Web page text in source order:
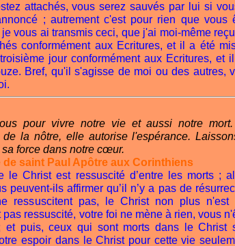
attachés, vous serez sauvés par lui si
; autrement c'est pour rien que vous
vous ai transmis ceci, que j'ai moi-même
conformément aux Ecritures, et il a été
jour conformément aux Ecritures, et
Bref, qu'il s'agisse de moi ou des autres,
pour vivre notre vie et aussi notre
la nôtre, elle autorise l'espérance.
force dans notre cœur.
de saint Paul Apôtre aux Corinthiens
le Christ est ressuscité d’entre les morts ;
peuvent-ils affirmer qu’il n’y a pas de
ressuscitent pas, le Christ non plus n'est
ressuscité, votre foi ne mène à rien, vous
puis, ceux qui sont morts dans le Christ
espoir dans le Christ pour cette vie